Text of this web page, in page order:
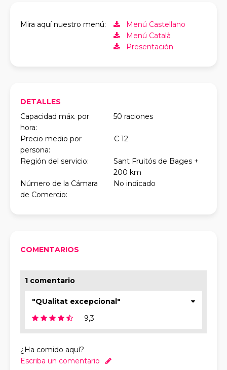
Mira aquí nuestro menú:
Menú Castellano
Menú Català
Presentación
DETALLES
Capacidad máx. por
hora:
50 raciones
Precio medio por
persona:
€ 12
Región del servicio:
Sant Fruitós de Bages +
200 km
Número de la Cámara
de Comercio:
No indicado
COMENTARIOS
1 comentario
"QUalitat excepcional"
9,3
¿Ha comido aquí?
Escriba un comentario